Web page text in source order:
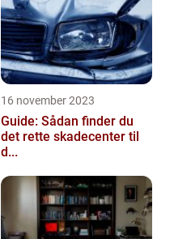
16 november 2023
Guide: Sådan finder du
det rette skadecenter til
d...